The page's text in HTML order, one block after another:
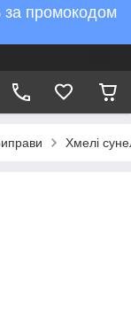
за промокодом
Хмелі